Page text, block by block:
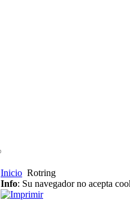
Inicio Rotring
Info: Su navegador no acepta